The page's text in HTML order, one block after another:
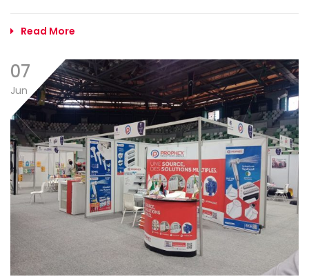
Read More
07
Jun